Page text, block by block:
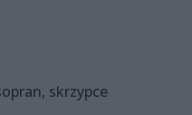
skrzypce